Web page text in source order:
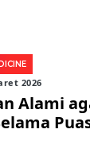
2026
Alami